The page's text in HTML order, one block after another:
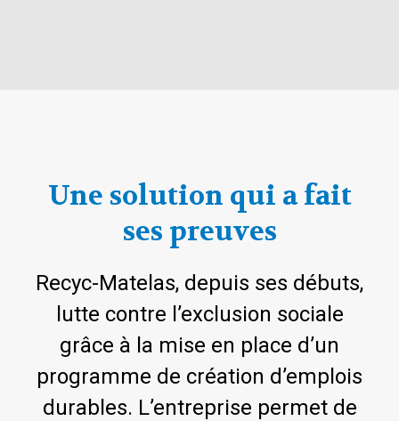
Une solution qui a fait
ses preuves
Recyc-Matelas, depuis ses débuts,
lutte contre l’exclusion sociale
grâce à la mise en place d’un
programme de création d’emplois
durables. L’entreprise permet de